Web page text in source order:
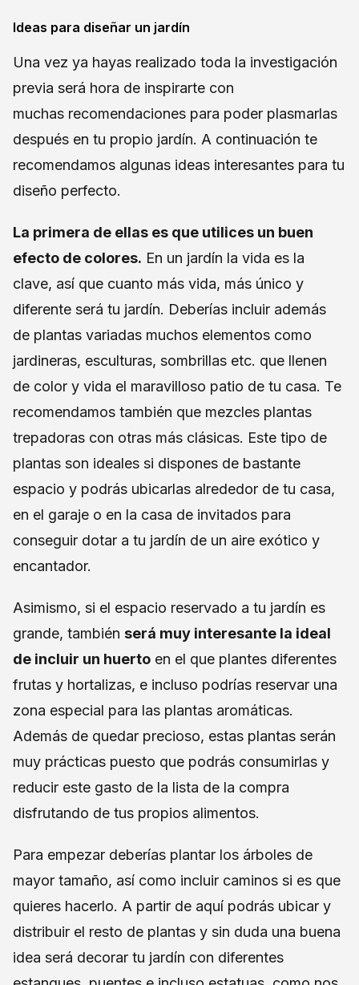
Ideas para diseñar un jardín
Una vez ya hayas realizado toda la investigación
previa será hora de inspirarte con
muchas recomendaciones para poder plasmarlas
después en tu propio jardín. A continuación te
recomendamos algunas ideas interesantes para tu
diseño perfecto.
La primera de ellas es que utilices un buen
efecto de colores. En un jardín la vida es la
clave, así que cuanto más vida, más único y
diferente será tu jardín. Deberías incluir además
de plantas variadas muchos elementos como
jardineras, esculturas, sombrillas etc. que llenen
de color y vida el maravilloso patio de tu casa. Te
recomendamos también que mezcles plantas
trepadoras con otras más clásicas. Este tipo de
plantas son ideales si dispones de bastante
espacio y podrás ubicarlas alrededor de tu casa,
en el garaje o en la casa de invitados para
conseguir dotar a tu jardín de un aire exótico y
encantador.
Asimismo, si el espacio reservado a tu jardín es
grande, también será muy interesante la ideal
de incluir un huerto en el que plantes diferentes
frutas y hortalizas, e incluso podrías reservar una
zona especial para las plantas aromáticas.
Además de quedar precioso, estas plantas serán
muy prácticas puesto que podrás consumirlas y
reducir este gasto de la lista de la compra
disfrutando de tus propios alimentos.
Para empezar deberías plantar los árboles de
mayor tamaño, así como incluir caminos si es que
quieres hacerlo. A partir de aquí podrás ubicar y
distribuir el resto de plantas y sin duda una buena
idea será decorar tu jardín con diferentes